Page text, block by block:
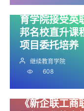
（深圳）继续
育学院接受英
邦名校直升课
项目委托培养
继续教育学院
608
《新企联工商